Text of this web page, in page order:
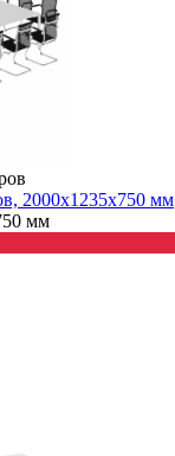
2000х1235х750 мм
мм